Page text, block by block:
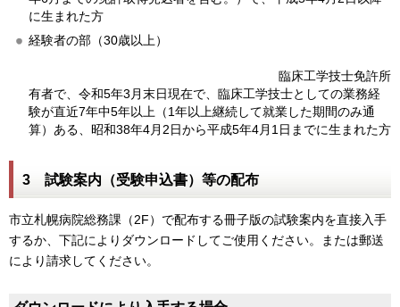
に生まれた方
経験者の部（30歳以上）
臨床工学技士免許所
有者で、令和5年3月末日現在で、臨床工学技士としての業務経
験が直近7年中5年以上（1年以上継続して就業した期間のみ通
算）ある、昭和38年4月2日から平成5年4月1日までに生まれた方
3 試験案内（受験申込書）等の配布
市立札幌病院総務課（2F）で配布する冊子版の試験案内を直接入手
するか、下記によりダウンロードしてご使用ください。または郵送
により請求してください。